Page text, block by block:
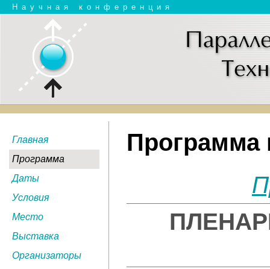
Научная конференция
Главная
Программа
Даты
Условия
Место
Выставка
Организаторы
Программа